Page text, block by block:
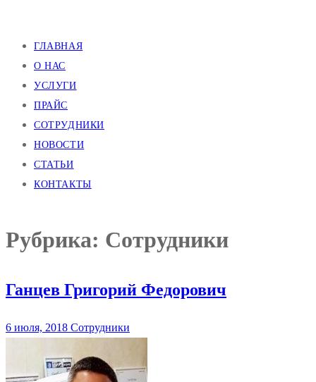
ГЛАВНАЯ
О НАС
УСЛУГИ
ПРАЙС
СОТРУДНИКИ
НОВОСТИ
СТАТЬИ
КОНТАКТЫ
Рубрика: Сотрудники
Ганцев Григорий Федорович
6 июля, 2018 Сотрудники